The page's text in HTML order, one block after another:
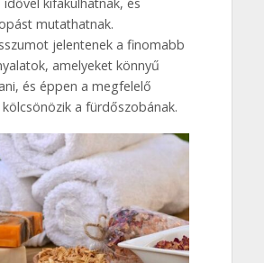
mutathatnak.
jelentenek a finomabb
amelyeket könnyű
és éppen a megfelelő
a fürdőszobának.